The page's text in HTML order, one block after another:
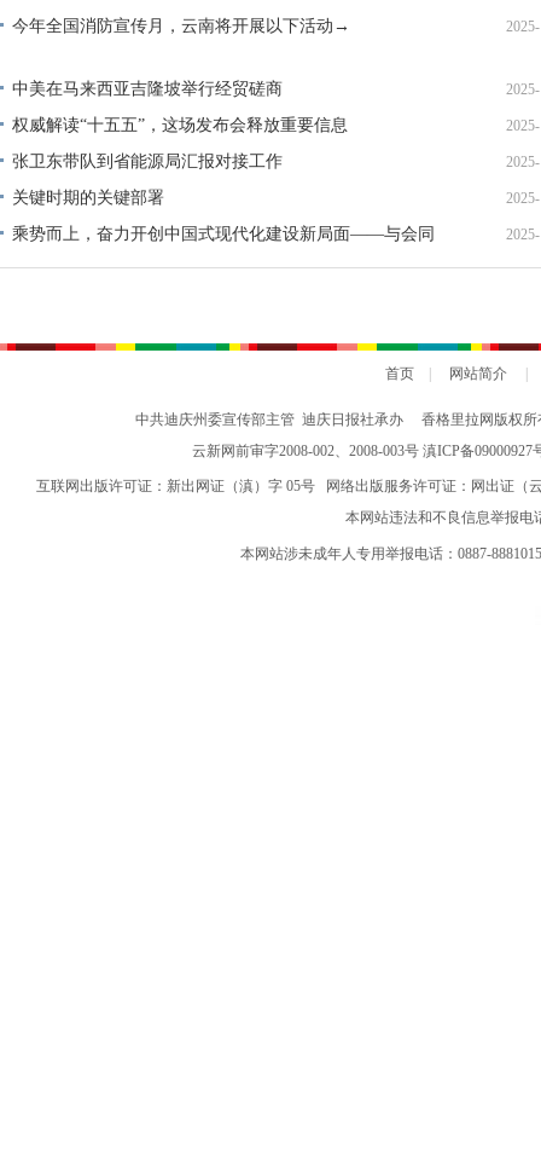
今年全国消防宣传月，云南将开展以下活动→
中美在马来西亚吉隆坡举行经贸磋商
权威解读“十五五”，这场发布会释放重要信息
张卫东带队到省能源局汇报对接工作
关键时期的关键部署
乘势而上，奋力开创中国式现代化建设新局面——与会同
志谈贯彻落实党的二十届四中全会精神